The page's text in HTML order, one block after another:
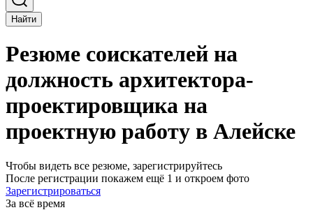
Найти
Резюме соискателей на
должность архитектора-
проектировщика на
проектную работу в Алейске
Чтобы видеть все резюме, зарегистрируйтесь
После регистрации покажем ещё 1 и откроем фото
Зарегистрироваться
За всё время